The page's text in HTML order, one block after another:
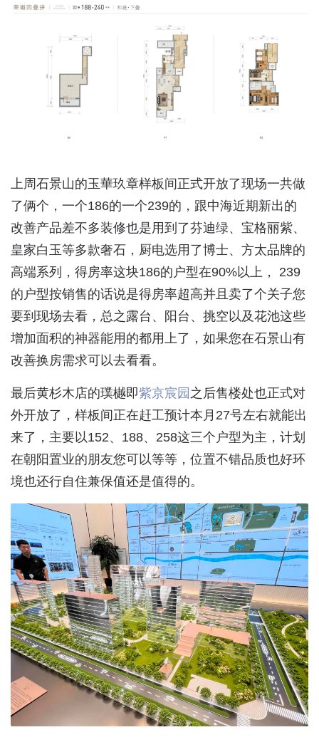
上周石景山的玉華玖章样板间正式开放了现场一共做
了俩个，一个186的一个239的，跟中海近期新出的
改善产品差不多装修也是用到了芬迪绿、宝格丽紫、
皇家白玉等多款奢石，厨电选用了博士、方太品牌的
高端系列，得房率这块186的户型在90%以上， 239
的户型按销售的话说是得房率超高并且卖了个关子您
要到现场去看，总之露台、阳台、挑空以及花池这些
增加面积的神器能用的都用上了，如果您在石景山有
改善换房需求可以去看看。
最后黄杉木店的璞樾即紫京宸园 之后售楼处也正式对
外开放了，样板间正在赶工预计本月27号左右就能出
来了，主要以152、188、258这三个户型为主，计划
在朝阳置业的朋友您可以等等，位置不错品质也好环
境也还行自住兼保值还是值得的。